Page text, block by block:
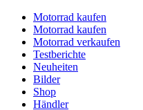
Motorrad kaufen
Motorrad kaufen
Motorrad verkaufen
Testberichte
Neuheiten
Bilder
Shop
Händler